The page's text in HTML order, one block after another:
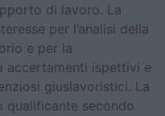
di lavoro. La
per l’analisi della
e per la
accertamenti ispettivi e
giuslavoristici. La
qualificante secondo